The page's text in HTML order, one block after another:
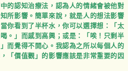
的認知治療法，認為人的情緒會被他對
所影響。簡單來說，就是人的想法影響
你看到了半杯水，你可以選擇想：「太
。」而感到高興；或是：「唉！只剩半
而覺得不開心。我認為之所以每個人的
「價值觀」的影響應該是非常重要的因